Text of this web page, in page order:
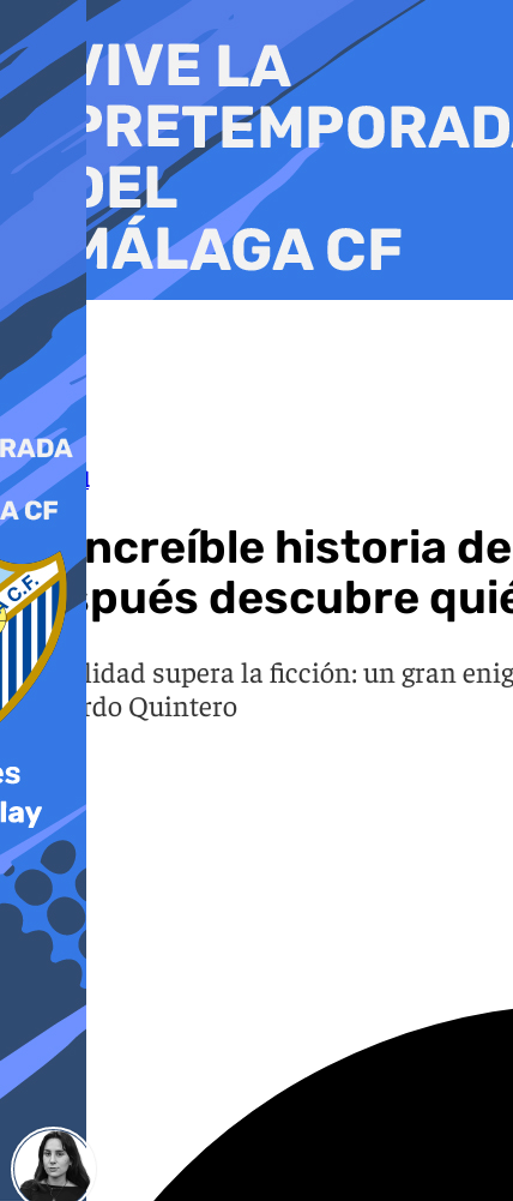
al
contenido
Sociedad
La increíble historia de
después descubre
La realidad supera la ficción: un gran
Bernardo Quintero